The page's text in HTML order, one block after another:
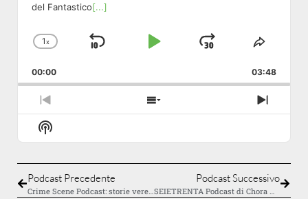
del Fantastico[...]
Change Playback Rate
1x Skip Backward
Play Pause
JumpShare
00:00 03:48
Previous EpisodeShow Episodes ListNext
Show Podcast Information
Podcast Precedente Podcast Successivo